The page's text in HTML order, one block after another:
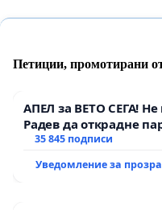
Петиции, промотирани
АПЕЛ за ВЕТО СЕГА!
Радев да открадне
тъмното
35 845 подписи
Уведомление за